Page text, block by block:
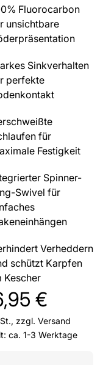
Fluorocarbon
unsichtbare
Sinkverhalten
perfekte
für
Festigkeit
Spinner-
Swivel für
Verheddern
schützt Karpfen
Kescher
€
zzgl. Versand
ca. 1-3 Werktage